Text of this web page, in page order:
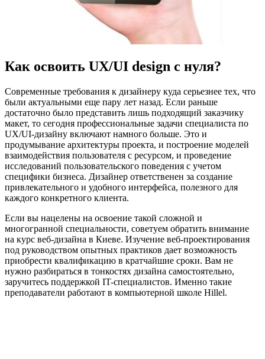
Как освоить UX/UI design с нуля?
Современные требования к дизайнеру куда серьезнее тех, что
были актуальными еще пару лет назад. Если раньше
достаточно было представить лишь подходящий заказчику
макет, то сегодня профессиональные задачи специалиста по
UX/UI-дизайну включают намного больше. Это и
продумывание архитектуры проекта, и построение моделей
взаимодействия пользователя с ресурсом, и проведение
исследований пользовательского поведения с учетом
специфики бизнеса. Дизайнер ответственен за создание
привлекательного и удобного интерфейса, полезного для
каждого конкретного клиента.
Если вы нацелены на освоение такой сложной и
многогранной специальности, советуем обратить внимание
на курс веб-дизайна в Киеве. Изучение веб-проектирования
под руководством опытных практиков дает возможность
приобрести квалификацию в кратчайшие сроки. Вам не
нужно разбираться в тонкостях дизайна самостоятельно,
заручитесь поддержкой IT-специалистов. Именно такие
преподаватели работают в компьютерной школе Hillel.